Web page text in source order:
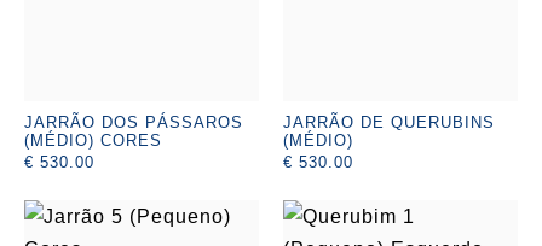
JARRÃO DOS PÁSSAROS
(MÉDIO) CORES
€ 530.00
JARRÃO DE QUERUBINS
(MÉDIO)
€ 530.00